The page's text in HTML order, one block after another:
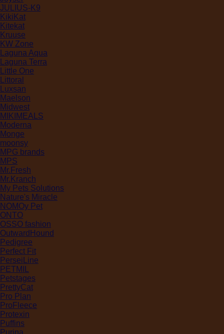
JULIUS-K9
KikiKat
Kitekat
Kruuse
KW Zone
Laguna Aqua
Laguna Terra
Little One
Littoral
Luxsan
Maelson
Midwest
MIKIMEALS
Moderna
Monge
moonsy
MPG brands
MPS
Mr.Fresh
Mr.Kranch
My Pets Solutions
Nature's Miracle
NOMOy Pet
ONTO
OSSO fashion
OutwardHound
Pedigree
Perfect Fit
PerseiLine
PETMIL
Petstages
PrettyCat
Pro Plan
ProFleece
Protexin
Puffins
Purina